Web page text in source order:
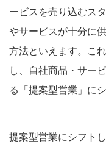
ービスを売り込むス
やサービスが十分に
方法といえます。こ
し、自社商品・サー
る「提案型営業」に
提案型営業にシフト